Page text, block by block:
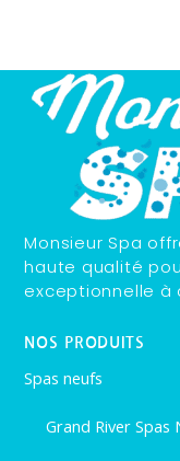
Monsieur Spa
haute qualité
exceptionnelle à
NOS PRODUITS
Spas neufs
Grand River Spas